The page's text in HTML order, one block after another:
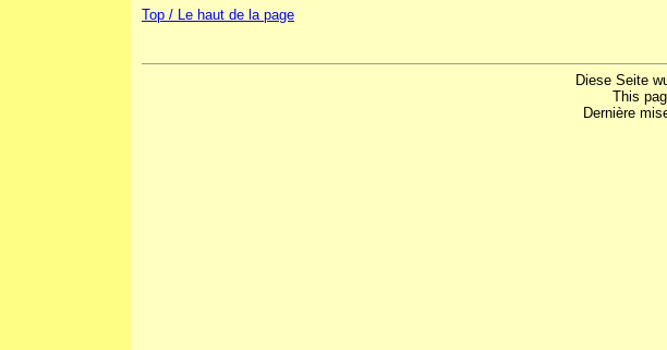
Top / Le haut de la page
Diese Seite
This
Dernière